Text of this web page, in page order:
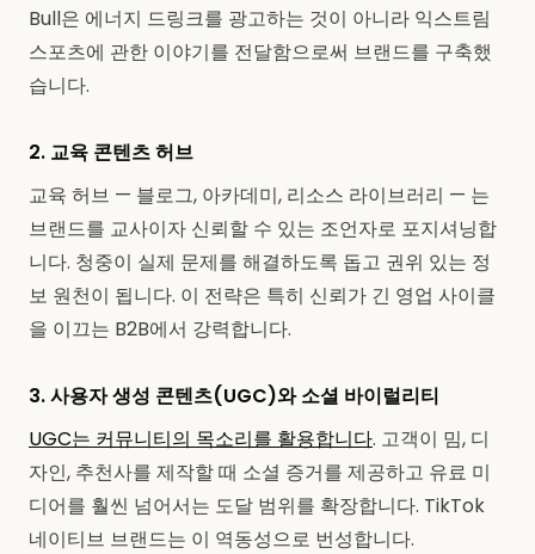
Bull은 에너지 드링크를 광고하는 것이 아니라 익스트림
스포츠에 관한 이야기를 전달함으로써 브랜드를 구축했
습니다.
2. 교육 콘텐츠 허브
교육 허브 — 블로그, 아카데미, 리소스 라이브러리 — 는
브랜드를 교사이자 신뢰할 수 있는 조언자로 포지셔닝합
니다. 청중이 실제 문제를 해결하도록 돕고 권위 있는 정
보 원천이 됩니다. 이 전략은 특히 신뢰가 긴 영업 사이클
을 이끄는 B2B에서 강력합니다.
3. 사용자 생성 콘텐츠(UGC)와 소셜 바이럴리티
UGC는 커뮤니티의 목소리를 활용합니다. 고객이 밈, 디
자인, 추천사를 제작할 때 소셜 증거를 제공하고 유료 미
디어를 훨씬 넘어서는 도달 범위를 확장합니다. TikTok
네이티브 브랜드는 이 역동성으로 번성합니다.